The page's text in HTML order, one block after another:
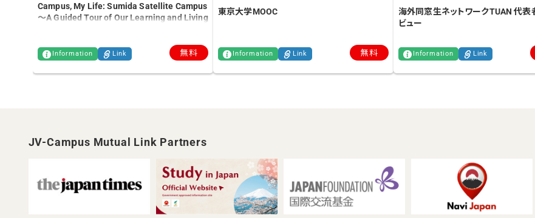
Campus, My Life: Sumida Satellite Campus
～A Guided Tour of Our Learning and Living
Information Link 無料
東京大学MOOC
Information Link 無料
海外同窓生ネットワークTUAN 代表
ビュー
Information Link
JV-Campus Mutual Link Partners